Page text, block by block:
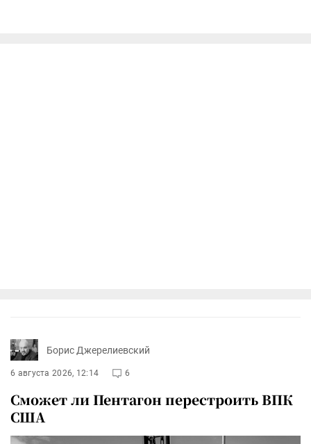
Борис Джерелиевский
6 августа 2026, 12:14 6
Сможет ли Пентагон перестроить ВПК
США